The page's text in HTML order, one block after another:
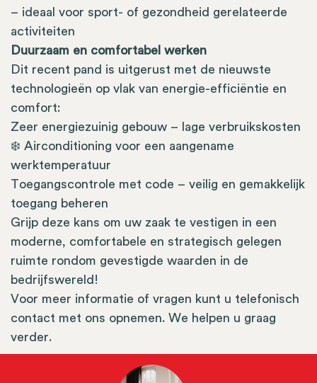
– ideaal voor sport- of gezondheid gerelateerde
activiteiten
Duurzaam en comfortabel werken
Dit recent pand is uitgerust met de nieuwste
technologieën op vlak van energie-efficiëntie en
comfort:
Zeer energiezuinig gebouw – lage verbruikskosten
❄️ Airconditioning voor een aangename
werktemperatuur
Toegangscontrole met code – veilig en gemakkelijk
toegang beheren
Grijp deze kans om uw zaak te vestigen in een
moderne, comfortabele en strategisch gelegen
ruimte rondom gevestigde waarden in de
bedrijfswereld!
Voor meer informatie of vragen kunt u telefonisch
contact met ons opnemen. We helpen u graag
verder.